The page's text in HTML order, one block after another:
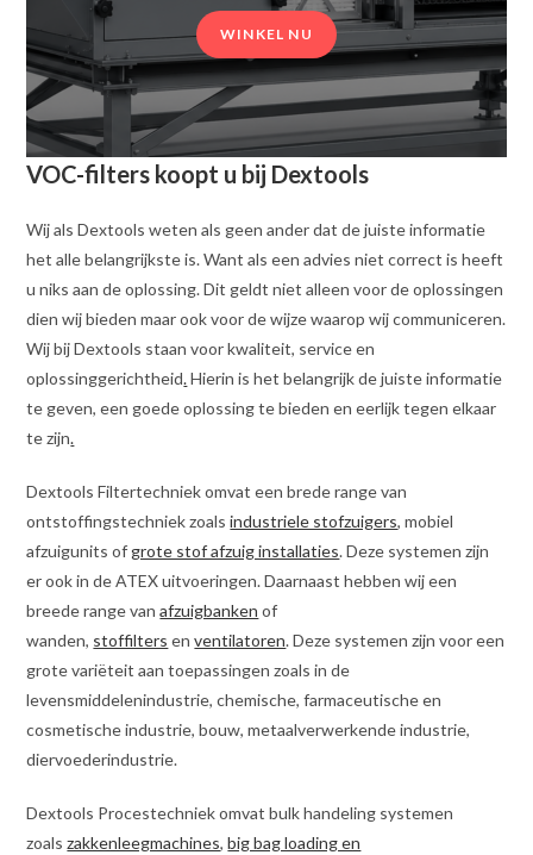
WINKEL NU
VOC-filters koopt u bij Dextools
Wij als Dextools weten als geen ander dat de juiste informatie
het alle belangrijkste is. Want als een advies niet correct is heeft
u niks aan de oplossing. Dit geldt niet alleen voor de oplossingen
dien wij bieden maar ook voor de wijze waarop wij communiceren.
Wij bij Dextools staan voor kwaliteit, service en
oplossinggerichtheid.Hierin is het belangrijk de juiste informatie
te geven, een goede oplossing te bieden en eerlijk tegen elkaar
te zijn.
Dextools Filtertechniek omvat een brede range van
ontstoffingstechniek zoalsindustriele stofzuigers, mobiel
afzuigunits of grote stof afzuig installaties. Deze systemen zijn
er ook in de ATEX uitvoeringen. Daarnaast hebben wij een
breede range vanafzuigbanken of
wanden, stoffilters enventilatoren. Deze systemen zijn voor een
grote variëteit aan toepassingen zoals in de
levensmiddelenindustrie, chemische, farmaceutische en
cosmetische industrie, bouw, metaalverwerkende industrie,
diervoederindustrie.
Dextools Procestechniek omvat bulk handeling systemen
zoalszakkenleegmachines,big bag loading en